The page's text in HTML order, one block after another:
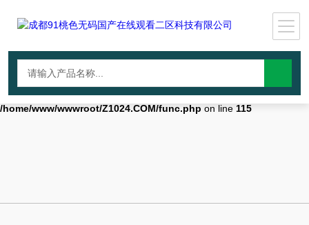
Warning: mkdir(): No space left on device in
file_put_contents(./cachefile_yuan/guangzhouhr.com/cache/c7/
failed to open stream: No such file or directory in
/home/www/wwwroot/Z1024.COM/func.php on line 115